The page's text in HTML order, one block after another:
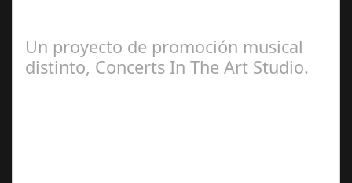
Un proyecto de promoción musical
distinto, Concerts In The Art Studio.